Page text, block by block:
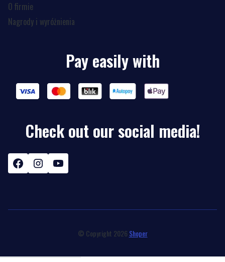
O firmie
Nagrody i wyróżnienia
Pay easily with
Check out our social media!
© Copyright 2026 Shoper